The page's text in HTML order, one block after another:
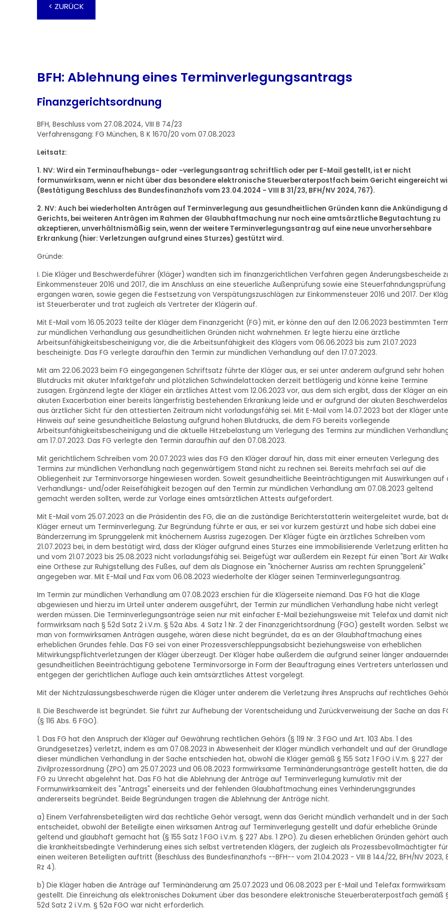
< ZURÜCK
BFH: Ablehnung eines Terminverlegungsantrags
Finanzgerichtsordnung
BFH, Beschluss vom 27.08.2024, VIII B 74/23
Verfahrensgang: FG München, 8 K 1670/20 vom 07.08.2023
Leitsatz:
1. NV: Wird ein Terminaufhebungs- oder -verlegungsantrag schriftlich oder per E-Mail gestellt, ist er nicht
formunwirksam, wenn er nicht über das besondere elektronische Steuerberaterpostfach beim Gericht eingereicht
(Bestätigung Beschluss des Bundesfinanzhofs vom 23.04.2024 - VIII B 31/23, BFH/NV 2024, 767).
2. NV: Auch bei wiederholten Anträgen auf Terminverlegung aus gesundheitlichen Gründen kann die Ankündigung
Gerichts, bei weiteren Anträgen im Rahmen der Glaubhaftmachung nur noch eine amtsärztliche Begutachtung zu
akzeptieren, unverhältnismäßig sein, wenn der weitere Terminverlegungsantrag auf eine neue unvorhersehbare
Erkrankung (hier: Verletzungen aufgrund eines Sturzes) gestützt wird.
Gründe:
I. Die Kläger und Beschwerdeführer (Kläger) wandten sich im finanzgerichtlichen Verfahren gegen Änderungsbescheide
Einkommensteuer 2016 und 2017, die im Anschluss an eine steuerliche Außenprüfung sowie eine Steuerfahndungsprüfung
ergangen waren, sowie gegen die Festsetzung von Verspätungszuschlägen zur Einkommensteuer 2016 und 2017. Der
ist Steuerberater und trat zugleich als Vertreter der Klägerin auf.
Mit E-Mail vom 16.05.2023 teilte der Kläger dem Finanzgericht (FG) mit, er könne den auf den 12.06.2023 bestimmten
zur mündlichen Verhandlung aus gesundheitlichen Gründen nicht wahrnehmen. Er legte hierzu eine ärztliche
Arbeitsunfähigkeitsbescheinigung vor, die die Arbeitsunfähigkeit des Klägers vom 06.06.2023 bis zum 21.07.2023
bescheinigte. Das FG verlegte daraufhin den Termin zur mündlichen Verhandlung auf den 17.07.2023.
Mit am 22.06.2023 beim FG eingegangenen Schriftsatz führte der Kläger aus, er sei unter anderem aufgrund sehr hohen
Blutdrucks mit akuter Infarktgefahr und plötzlichen Schwindelattacken derzeit bettlägerig und könne keine Termine
zusagen. Ergänzend legte der Kläger ein ärztliches Attest vom 12.06.2023 vor, aus dem sich ergibt, dass der Kläger an
akuten Exacerbation einer bereits längerfristig bestehenden Erkrankung leide und er aufgrund der akuten
aus ärztlicher Sicht für den attestierten Zeitraum nicht vorladungsfähig sei. Mit E-Mail vom 14.07.2023 bat der Kläger
Hinweis auf seine gesundheitliche Belastung aufgrund hohen Blutdrucks, die dem FG bereits vorliegende
Arbeitsunfähigkeitsbescheinigung und die aktuelle Hitzebelastung um Verlegung des Termins zur mündlichen
am 17.07.2023. Das FG verlegte den Termin daraufhin auf den 07.08.2023.
Mit gerichtlichem Schreiben vom 20.07.2023 wies das FG den Kläger darauf hin, dass mit einer erneuten Verlegung des
Termins zur mündlichen Verhandlung nach gegenwärtigem Stand nicht zu rechnen sei. Bereits mehrfach sei auf die
Obliegenheit zur Terminvorsorge hingewiesen worden. Soweit gesundheitliche Beeinträchtigungen mit Auswirkungen auf
Verhandlungs- und/oder Reisefähigkeit bezogen auf den Termin zur mündlichen Verhandlung am 07.08.2023 geltend
gemacht werden sollten, werde zur Vorlage eines amtsärztlichen Attests aufgefordert.
Mit E-Mail vom 25.07.2023 an die Präsidentin des FG, die an die zuständige Berichterstatterin weitergeleitet wurde, bat
Kläger erneut um Terminverlegung. Zur Begründung führte er aus, er sei vor kurzem gestürzt und habe sich dabei eine
Bänderzerrung im Sprunggelenk mit knöchernem Ausriss zugezogen. Der Kläger fügte ein ärztliches Schreiben vom
21.07.2023 bei, in dem bestätigt wird, dass der Kläger aufgrund eines Sturzes eine immobilisierende Verletzung erlitten
und vom 21.07.2023 bis 25.08.2023 nicht vorladungsfähig sei. Beigefügt war außerdem ein Rezept für einen "Bort Air
eine Orthese zur Ruhigstellung des Fußes, auf dem als Diagnose ein "knöcherner Ausriss am rechten Sprunggelenk"
angegeben war. Mit E-Mail und Fax vom 06.08.2023 wiederholte der Kläger seinen Terminverlegungsantrag.
Im Termin zur mündlichen Verhandlung am 07.08.2023 erschien für die Klägerseite niemand. Das FG hat die Klage
abgewiesen und hierzu im Urteil unter anderem ausgeführt, der Termin zur mündlichen Verhandlung habe nicht verlegt
werden müssen. Die Terminverlegungsanträge seien nur mit einfacher E-Mail beziehungsweise mit Telefax und damit
formwirksam nach § 52d Satz 2 i.V.m. § 52a Abs. 4 Satz 1 Nr. 2 der Finanzgerichtsordnung (FGO) gestellt worden. Selbst
man von formwirksamen Anträgen ausgehe, wären diese nicht begründet, da es an der Glaubhaftmachung eines
erheblichen Grundes fehle. Das FG sei von einer Prozessverschleppungsabsicht beziehungsweise von erheblichen
Mitwirkungspflichtverletzungen der Kläger überzeugt. Der Kläger habe außerdem die aufgrund seiner länger
gesundheitlichen Beeinträchtigung gebotene Terminvorsorge in Form der Beauftragung eines Vertreters unterlassen und
entgegen der gerichtlichen Auflage auch kein amtsärztliches Attest vorgelegt.
Mit der Nichtzulassungsbeschwerde rügen die Kläger unter anderem die Verletzung ihres Anspruchs auf rechtliches
II. Die Beschwerde ist begründet. Sie führt zur Aufhebung der Vorentscheidung und Zurückverweisung der Sache an das
(§ 116 Abs. 6 FGO).
1. Das FG hat den Anspruch der Kläger auf Gewährung rechtlichen Gehörs (§ 119 Nr. 3 FGO und Art. 103 Abs. 1 des
Grundgesetzes) verletzt, indem es am 07.08.2023 in Abwesenheit der Kläger mündlich verhandelt und auf der Grundlage
dieser mündlichen Verhandlung in der Sache entschieden hat, obwohl die Kläger gemäß § 155 Satz 1 FGO i.V.m. § 227 der
Zivilprozessordnung (ZPO) am 25.07.2023 und 06.08.2023 formwirksame Terminänderungsanträge gestellt hatten, die
FG zu Unrecht abgelehnt hat. Das FG hat die Ablehnung der Anträge auf Terminverlegung kumulativ mit der
Formunwirksamkeit des "Antrags" einerseits und der fehlenden Glaubhaftmachung eines Verhinderungsgrundes
andererseits begründet. Beide Begründungen tragen die Ablehnung der Anträge nicht.
a) Einem Verfahrensbeteiligten wird das rechtliche Gehör versagt, wenn das Gericht mündlich verhandelt und in der
entscheidet, obwohl der Beteiligte einen wirksamen Antrag auf Terminverlegung gestellt und dafür erhebliche Gründe
geltend und glaubhaft gemacht hat (§ 155 Satz 1 FGO i.V.m. § 227 Abs. 1 ZPO). Zu diesen erheblichen Gründen gehört auch
die krankheitsbedingte Verhinderung eines sich selbst vertretenden Klägers, der zugleich als Prozessbevollmächtigter für
einen weiteren Beteiligten auftritt (Beschluss des Bundesfinanzhofs --BFH-- vom 21.04.2023 - VIII B 144/22, BFH/NV 2023,
Rz 4).
b) Die Kläger haben die Anträge auf Terminänderung am 25.07.2023 und 06.08.2023 per E-Mail und Telefax formwirksam
gestellt. Die Einreichung als elektronisches Dokument über das besondere elektronische Steuerberaterpostfach gemäß
52d Satz 2 i.V.m. § 52a FGO war nicht erforderlich.